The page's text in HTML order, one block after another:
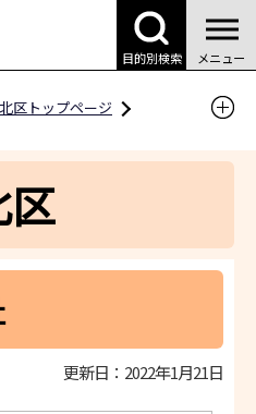
目的別検索 メニュー
北区トップページ
更新日：2022年1月21日